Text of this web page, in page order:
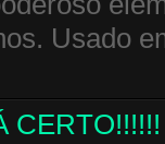
Usado
CERTO!!!!!!